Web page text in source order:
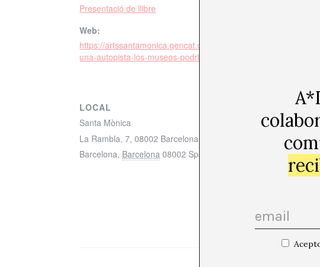
Presentació de llibre
Web:
https://artssantamonica.gencat.cat/ca/detall/La-cultura-no-es-
una-autopista-los-museos-podrian-ser-jardines (18:30-20h)
LOCAL
Santa Mònica
La Rambla, 7, 08002 Barcelona mapa
Barcelona, Barcelona 08002 Spain